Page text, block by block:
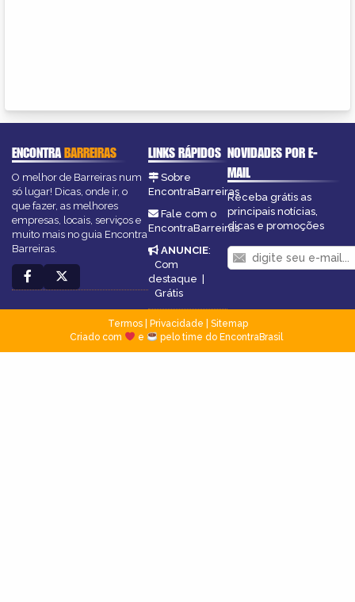
ENCONTRABARREIRAS
O melhor de Barreiras num
só lugar! Dicas, onde ir, o
que fazer, as melhores
empresas, locais, serviços e
muito mais no guia Encontra
Barreiras.
LINKS RÁPIDOS
Sobre
EncontraBarreiras
Fale com o
EncontraBarreiras
ANUNCIE:
Com
destaque |
Grátis
NOVIDADES POR E-
MAIL
Receba grátis as
principais notícias,
dicas e promoções
Termos| Privacidade
Sitemap
Criado com
e pelo time do EncontraBrasil